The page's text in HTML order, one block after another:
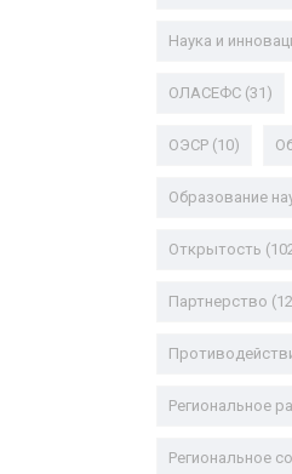
Наука и
ОЛАСЕФС(31)
ОЭСР(10)
Образование
Открытость
Партнерство
Региональное
Региональное